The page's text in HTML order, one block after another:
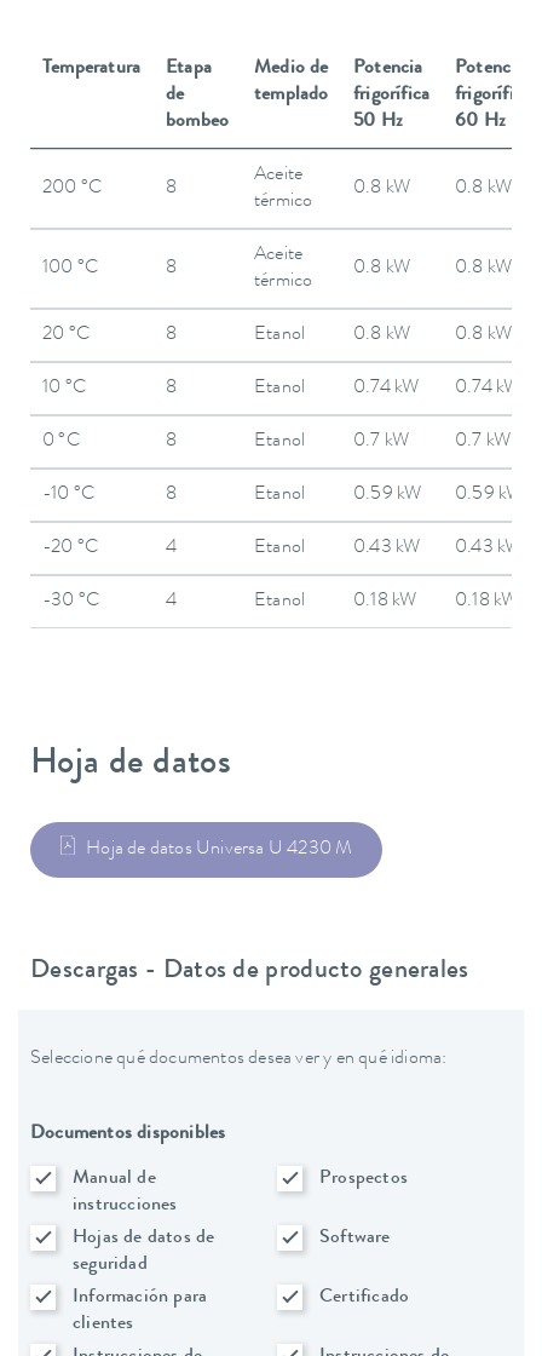
Temperatura
Etapa
de
bombeo
Medio de
templado
Potencia
frigorífica
50 Hz
Potencia
frigorífica
60 Hz
200 °C 8
Aceite
térmico
0.8 kW 0.8 kW
100 °C 8
Aceite
térmico
0.8 kW 0.8 kW
20 °C 8 Etanol 0.8 kW 0.8 kW
10 °C 8 Etanol 0.74 kW 0.74 kW
0 °C 8 Etanol 0.7 kW 0.7 kW
-10 °C 8 Etanol 0.59 kW 0.59 kW
-20 °C 4 Etanol 0.43 kW 0.43 kW
-30 °C 4 Etanol 0.18 kW 0.18 kW
Hoja de datos
Hoja de datos Universa U 4230 M
Descargas - Datos de producto generales
Seleccione qué documentos desea ver y en qué idioma:
Documentos disponibles
Manual de
instrucciones
Prospectos
Hojas de datos de
seguridad
Software
Información para
clientes
Certificado